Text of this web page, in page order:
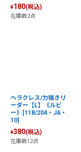
¥180(税込)
在庫数2点
ヘラクレス/力強きリ
ーダー【L】《ルビ
ー》[118/204・JA・
10]
¥380(税込)
在庫数12点